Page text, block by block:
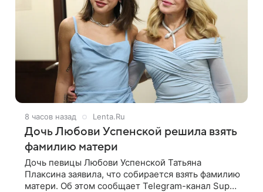
8 часов назад Lenta.Ru
Дочь Любови Успенской решила взять
фамилию матери
Дочь певицы Любови Успенской Татьяна
Плаксина заявила, что собирается взять фамилию
матери. Об этом сообщает Telegram-канал Super.